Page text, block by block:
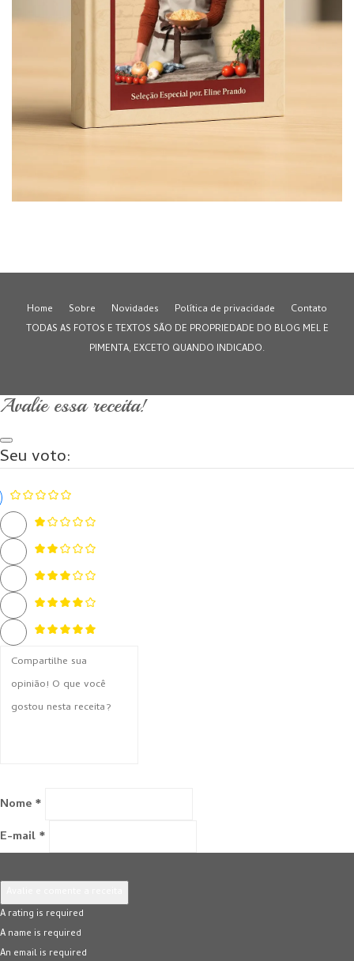
Home Sobre Novidades Política de privacidade
Contato
TODAS AS FOTOS E TEXTOS SÃO DE PROPRIEDADE DO BLOG MEL E
PIMENTA, EXCETO QUANDO INDICADO.
Avalie essa receita!
Seu voto:
Nome *
E-mail *
A rating is required
A name is required
An email is required